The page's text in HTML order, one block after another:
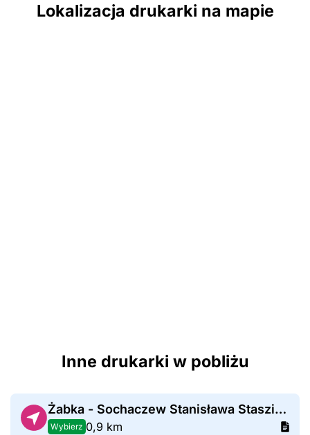
Lokalizacja drukarki na mapie
Inne drukarki w pobliżu
Żabka - Sochaczew Stanisława Staszica 34a
Wybierz 0,9 km